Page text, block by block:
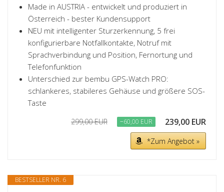
Made in AUSTRIA - entwickelt und produziert in
Österreich - bester Kundensupport
NEU mit intelligenter Sturzerkennung, 5 frei
konfigurierbare Notfallkontakte, Notruf mit
Sprachverbindung und Position, Fernortung und
Telefonfunktion
Unterschied zur bembu GPS-Watch PRO:
schlankeres, stabileres Gehäuse und größere SOS-
Taste
299,00 EUR −60,00 EUR 239,00 EUR
*Zum Angebot »
BESTSELLER NR. 6